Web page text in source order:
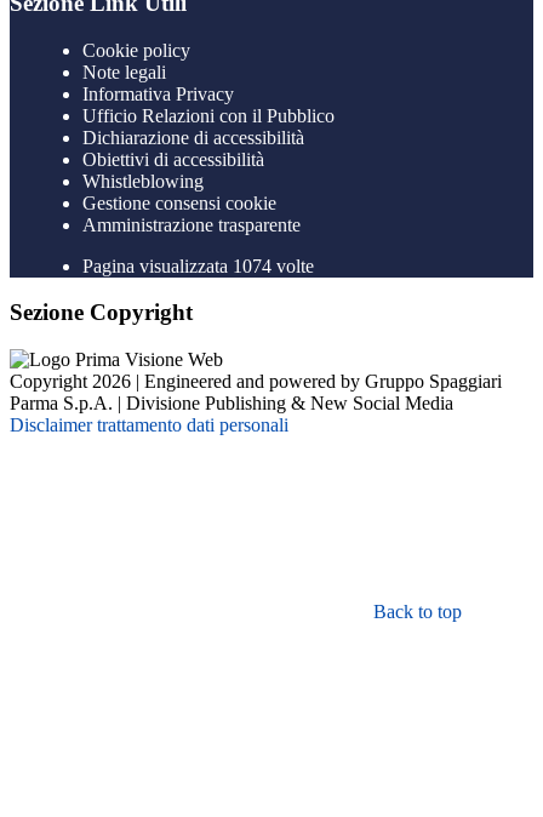
Cookie policy
Note legali
Informativa Privacy
Ufficio Relazioni con il Pubblico
Dichiarazione di accessibilità
Obiettivi di accessibilità
Whistleblowing
Gestione consensi cookie
Amministrazione trasparente
Pagina visualizzata 1074 volte
Sezione Copyright
Copyright 2026 | Engineered and powered by Gruppo Spaggiari
Parma S.p.A. | Divisione Publishing & New Social Media
Disclaimer trattamento dati personali
Back to top